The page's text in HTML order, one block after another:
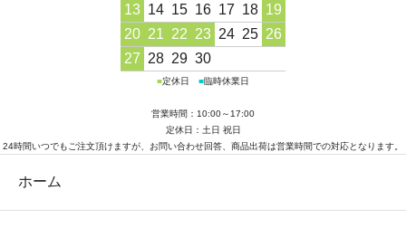
13 14 15 16 17 18 19
20 21 22 23 24 25 26
27 28 29 30
■定休日 ■臨時休業日
営業時間：10:00～17:00
定休日：土日 祝日
24時間いつでもご注文頂けますが、お問い合わせ回答、商品出荷は営業時間での対応となります。
ホーム